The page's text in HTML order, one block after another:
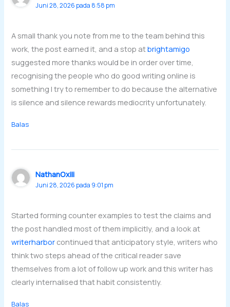
Juni 28, 2026 pada 8:58 pm
A small thank you note from me to the team behind this
work, the post earned it, and a stop atbrightamigo
suggested more thanks would be in order over time,
recognising the people who do good writing online is
something I try to remember to do because the alternative
is silence and silence rewards mediocrity unfortunately.
Balas
NathanOxili
Juni 28, 2026 pada 9:01 pm
Started forming counter examples to test the claims and
the post handled most of them implicitly, and a look at
writerharbor continued that anticipatory style, writers who
think two steps ahead of the critical reader save
themselves from a lot of follow up work and this writer has
clearly internalised that habit consistently.
Balas